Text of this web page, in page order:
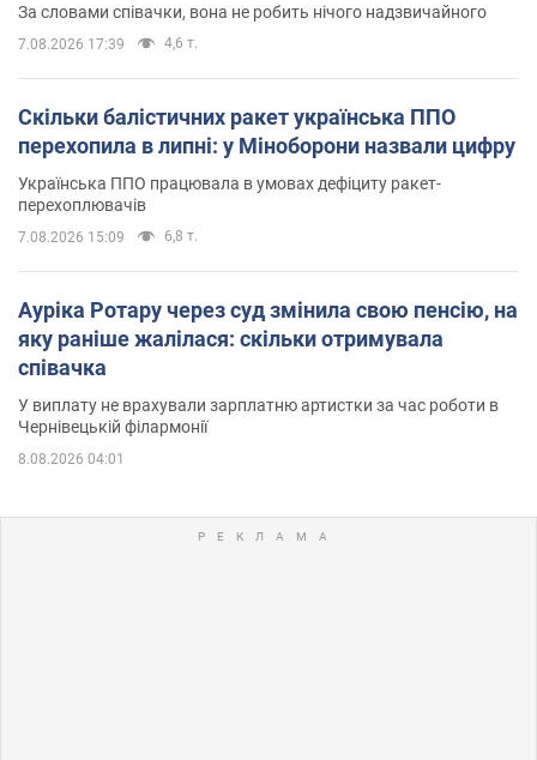
За словами співачки, вона не робить нічого надзвичайного
7.08.2026 17:39 4,6 т.
Скільки балістичних ракет українська ППО
перехопила в липні: у Міноборони назвали цифру
Українська ППО працювала в умовах дефіциту ракет-
перехоплювачів
7.08.2026 15:09 6,8 т.
Ауріка Ротару через суд змінила свою пенсію, на
яку раніше жалілася: скільки отримувала
співачка
У виплату не врахували зарплатню артистки за час роботи в
Чернівецькій філармонії
8.08.2026 04:01